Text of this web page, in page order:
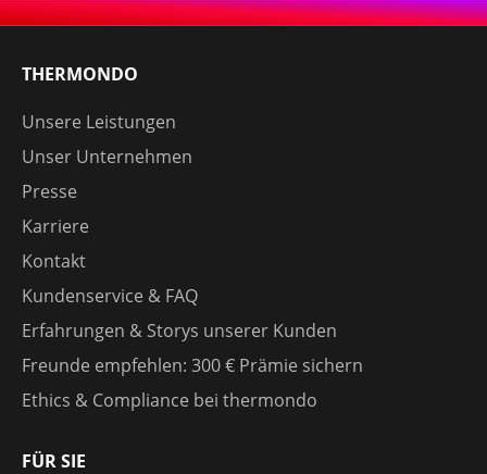
THERMONDO
Unsere Leistungen
Unser Unternehmen
Presse
Karriere
Kontakt
Kundenservice & FAQ
Erfahrungen & Storys unserer Kunden
Freunde empfehlen: 300 € Prämie sichern
Ethics & Compliance bei thermondo
FÜR SIE